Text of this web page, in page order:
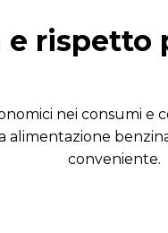
e rispetto
nei consumi e
alimentazione
conveniente.